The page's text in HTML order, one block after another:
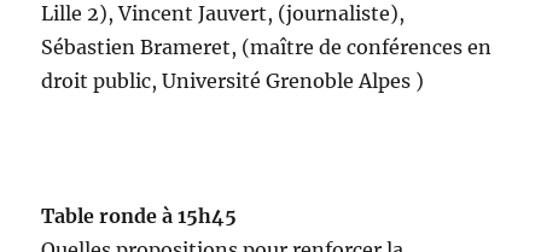
Lille 2), Vincent Jauvert, (journaliste),
Sébastien Brameret, (maître de conférences en
droit public, Université Grenoble Alpes )
Table ronde à 15h45